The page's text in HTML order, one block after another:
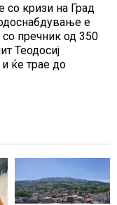
со кризи на Град
е
пречник од 350
Теодосиј
и ќе трае до